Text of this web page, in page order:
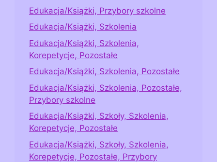
Edukacja/Książki, Przybory szkolne
Edukacja/Książki, Szkolenia
Edukacja/Książki, Szkolenia,
Korepetycje, Pozostałe
Edukacja/Książki, Szkolenia, Pozostałe
Edukacja/Książki, Szkolenia, Pozostałe,
Przybory szkolne
Edukacja/Książki, Szkoły, Szkolenia,
Korepetycje, Pozostałe
Edukacja/Książki, Szkoły, Szkolenia,
Korepetycje, Pozostałe, Przybory